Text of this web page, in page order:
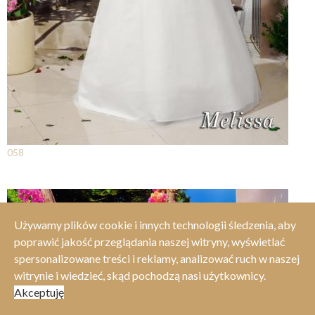
058
Używamy plików cookie i innych technologii śledzenia, aby
poprawić jakość przeglądania naszej witryny, wyświetlać
spersonalizowane treści i reklamy, analizować ruch w naszej
witrynie i wiedzieć, skąd pochodzą nasi użytkownicy.
Akceptuję